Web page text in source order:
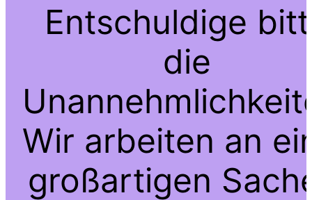
Entschuldige
die
Wir arbeiten an
großartigen